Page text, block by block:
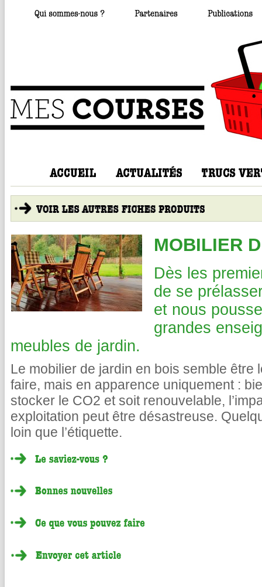
MOBILIER
Dès les
de se
et nous
grandes
meubles de jardin.
Le mobilier de jardin en bois semble être
faire, mais en apparence uniquement :
stocker le CO2 et soit renouvelable,
exploitation peut être désastreuse.
loin que l’étiquette.